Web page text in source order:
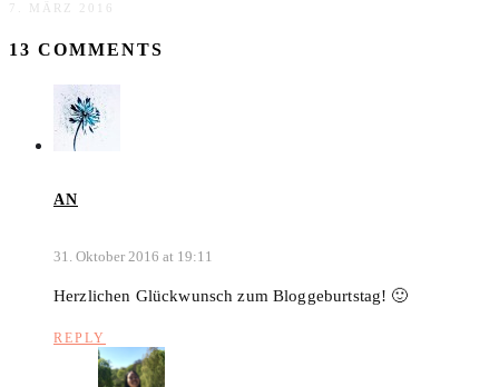
7. MÄRZ 2016
13 COMMENTS
AN
31. Oktober 2016 at 19:11
Herzlichen Glückwunsch zum Bloggeburtstag! 🙂
REPLY